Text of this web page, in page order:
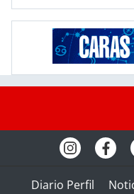
Diario Perfil